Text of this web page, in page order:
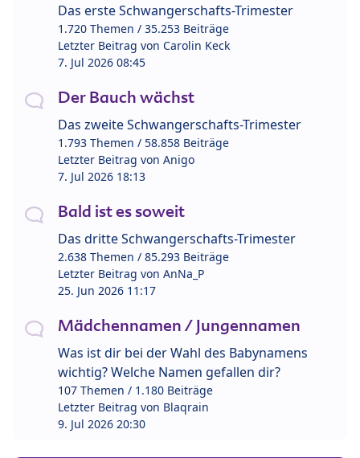
Das erste Schwangerschafts-Trimester
1.720 Themen / 35.253 Beiträge
Letzter Beitrag von Carolin Keck
7. Jul 2026 08:45
Der Bauch wächst
Das zweite Schwangerschafts-Trimester
1.793 Themen / 58.858 Beiträge
Letzter Beitrag von Anigo
7. Jul 2026 18:13
Bald ist es soweit
Das dritte Schwangerschafts-Trimester
2.638 Themen / 85.293 Beiträge
Letzter Beitrag von AnNa_P
25. Jun 2026 11:17
Mädchennamen / Jungennamen
Was ist dir bei der Wahl des Babynamens
wichtig? Welche Namen gefallen dir?
107 Themen / 1.180 Beiträge
Letzter Beitrag von Blaqrain
9. Jul 2026 20:30